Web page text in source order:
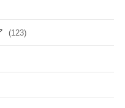
(123)